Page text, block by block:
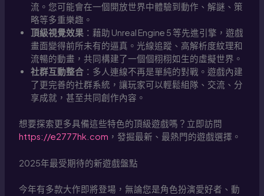
流。您可能會在一個開放世界中體驗到動作、解謎、策
略等多重樂趣。
頂級視覺效果：藉助 Unreal Engine 5 等先進引擎，遊戲
畫面變得前所未有的逼真。光線追蹤、高解析度紋理和
流暢的動畫，共同構建了一個個栩栩如生的虛擬世界。
社群互動整合：多人連線不再是單純的對戰。遊戲內建
了更完善的社群系統，讓玩家可以輕鬆組隊、交流、分
享成就，甚至共同創作內容。
想要探索更多具備這些特色的頂級遊戲嗎？立即訪問
https://e2777hk.com ，發掘最新、最熱門的遊戲選擇。
2025年最受期待的新遊戲盤點
今年有多款大作即將登場，無論您是角色扮演愛好者、動